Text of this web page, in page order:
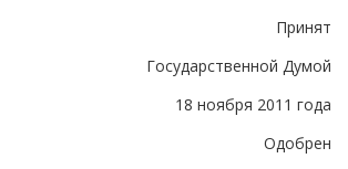
Принят
Государственной Думой
18 ноября 2011 года
Одобрен